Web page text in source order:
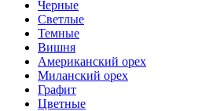
Черные
Светлые
Темные
Вишня
Американский орех
Миланский орех
Графит
Цветные